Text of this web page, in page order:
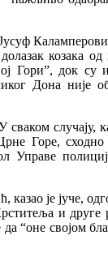
козака од
Гори”, док су
Дона није
сваком случају,
Горе,
Управе
је јуче,
и друге
“оне својом